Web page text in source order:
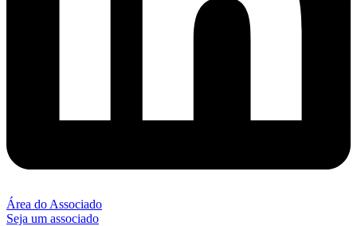
Área do Associado
Seja um associado